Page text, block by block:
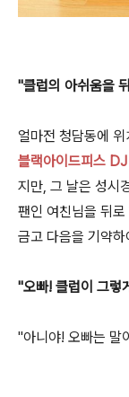
"클럽의 아쉬움을
얼마전 청담동에
블랙아이드피스 DJ
지만, 그 날은 성시
팬인 여친님을 뒤
금고 다음을 기약
"오빠! 클럽이 그렇
"아니야! 오빠는 말